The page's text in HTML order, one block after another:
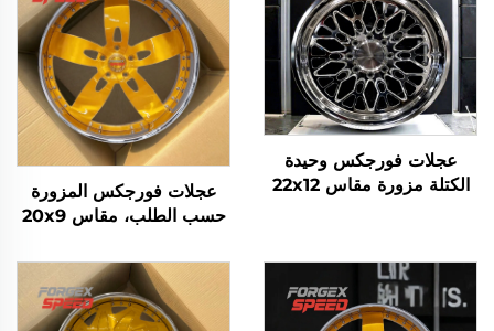
عجلات فورجكس وحيدة
الكتلة مزورة مقاس 22x12
الدفع خارج الطريق 8x170
و5x5 للشاحنات
عجلات فورجكس المزورة
حسب الطلب، مقاس 20x9
و28x12، عجلات كرومية،
جنوط مقعرة، جنوط سيارات
ذهبية